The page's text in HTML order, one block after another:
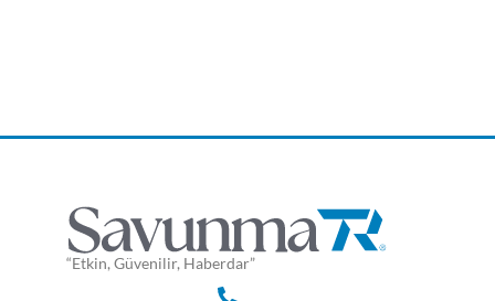
vurgun